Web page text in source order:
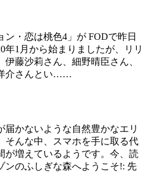
ン・恋は桃色4」が FODで昨日
年1月から始まりましたが、リリ
藤沙莉さん、細野晴臣さん、
介さんとい……
届かないような自然豊かなエリ
そんな中、スマホを手に取る代
が増えているようです。今、読
ンのふしぎな森へようこそ!: 先